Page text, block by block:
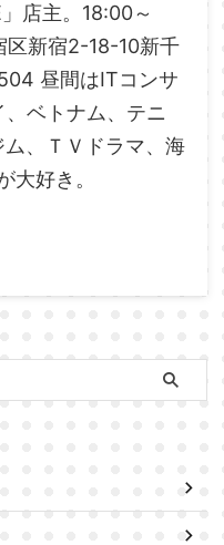
店主。18:00～
区新宿2-18-10新千
昼間はITコンサ
ベトナム、テニ
、ＴＶドラマ、海
大好き。